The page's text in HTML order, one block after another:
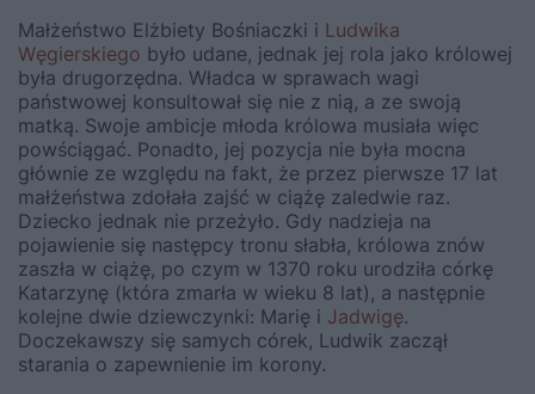
Małżeństwo Elżbiety Bośniaczki i Ludwika
Węgierskiego było udane, jednak jej rola jako królowej
była drugorzędna. Władca w sprawach wagi
państwowej konsultował się nie z nią, a ze swoją
matką. Swoje ambicje młoda królowa musiała więc
powściągać. Ponadto, jej pozycja nie była mocna
głównie ze względu na fakt, że przez pierwsze 17 lat
małżeństwa zdołała zajść w ciążę zaledwie raz.
Dziecko jednak nie przeżyło. Gdy nadzieja na
pojawienie się następcy tronu słabła, królowa znów
zaszła w ciążę, po czym w 1370 roku urodziła córkę
Katarzynę (która zmarła w wieku 8 lat), a następnie
kolejne dwie dziewczynki: Marię i Jadwigę.
Doczekawszy się samych córek, Ludwik zaczął
starania o zapewnienie im korony.